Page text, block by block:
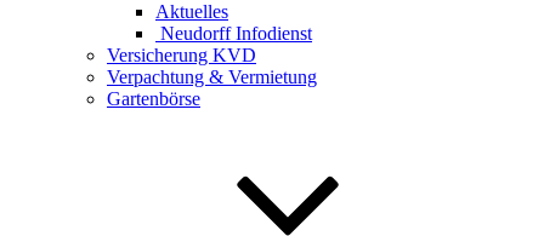
Aktuelles
Neudorff Infodienst
Versicherung KVD
Verpachtung & Vermietung
Gartenbörse